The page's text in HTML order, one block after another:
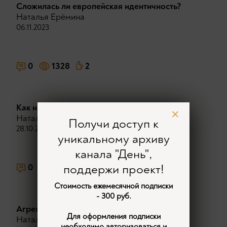
Сложилась ли европейская идентичность?
Наталья Ерёмина
06.11.2023
0 1328 2
Как национализм связан с патриотизмом?
Наталья Ерёмина
28.10.2023
0 1322 1
Агрессивный национализм
Наталья Ерёмина
Получи доступ к
уникальному архиву
канала "День",
поддержи проект!
Стоимость ежемесячной подписки
- 300 руб.
Для оформления подписки